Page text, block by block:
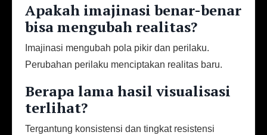
Apakah imajinasi benar-benar
bisa mengubah realitas?
Imajinasi mengubah pola pikir dan perilaku.
Perubahan perilaku menciptakan realitas baru.
Berapa lama hasil visualisasi
terlihat?
Tergantung konsistensi dan tingkat resistensi